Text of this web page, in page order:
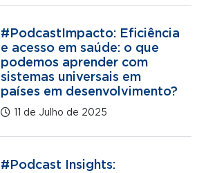
#PodcastImpacto: Eficiência
e acesso em saúde: o que
podemos aprender com
sistemas universais em
países em desenvolvimento?
11 de Julho de 2025
#Podcast Insights: